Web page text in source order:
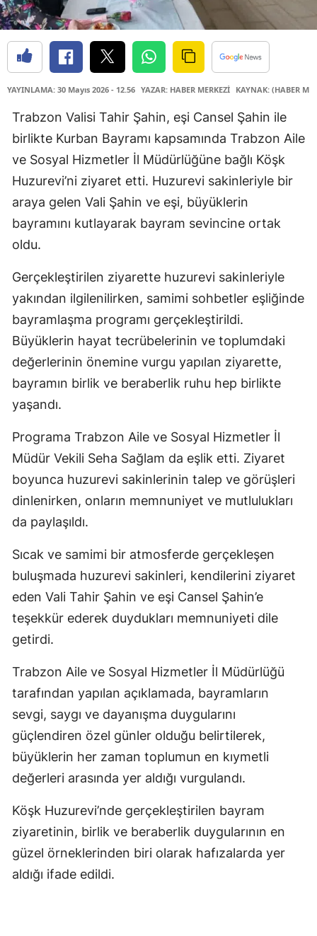
YAYINLAMA: 30 Mayıs 2026 - 12.56 YAZAR: HABER MERKEZİ KAYNAK: (HABER
Trabzon Valisi Tahir Şahin, eşi Cansel Şahin ile
birlikte Kurban Bayramı kapsamında Trabzon Aile
ve Sosyal Hizmetler İl Müdürlüğüne bağlı Köşk
Huzurevi’ni ziyaret etti. Huzurevi sakinleriyle bir
araya gelen Vali Şahin ve eşi, büyüklerin
bayramını kutlayarak bayram sevincine ortak
oldu.
Gerçekleştirilen ziyarette huzurevi sakinleriyle
yakından ilgilenilirken, samimi sohbetler eşliğinde
bayramlaşma programı gerçekleştirildi.
Büyüklerin hayat tecrübelerinin ve toplumdaki
değerlerinin önemine vurgu yapılan ziyarette,
bayramın birlik ve beraberlik ruhu hep birlikte
yaşandı.
Programa Trabzon Aile ve Sosyal Hizmetler İl
Müdür Vekili Seha Sağlam da eşlik etti. Ziyaret
boyunca huzurevi sakinlerinin talep ve görüşleri
dinlenirken, onların memnuniyet ve mutlulukları
da paylaşıldı.
Sıcak ve samimi bir atmosferde gerçekleşen
buluşmada huzurevi sakinleri, kendilerini ziyaret
eden Vali Tahir Şahin ve eşi Cansel Şahin’e
teşekkür ederek duydukları memnuniyeti dile
getirdi.
Trabzon Aile ve Sosyal Hizmetler İl Müdürlüğü
tarafından yapılan açıklamada, bayramların
sevgi, saygı ve dayanışma duygularını
güçlendiren özel günler olduğu belirtilerek,
büyüklerin her zaman toplumun en kıymetli
değerleri arasında yer aldığı vurgulandı.
Köşk Huzurevi’nde gerçekleştirilen bayram
ziyaretinin, birlik ve beraberlik duygularının en
güzel örneklerinden biri olarak hafızalarda yer
aldığı ifade edildi.